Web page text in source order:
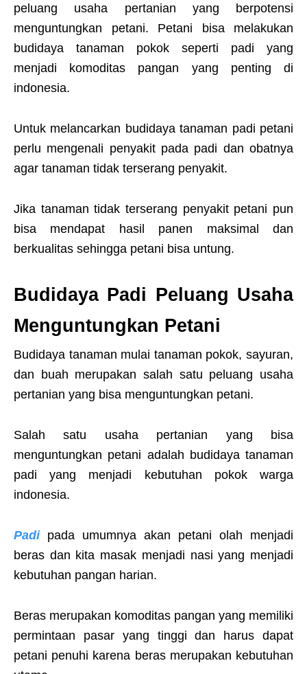
peluang usaha pertanian yang berpotensi
menguntungkan petani. Petani bisa melakukan
budidaya tanaman pokok seperti padi yang
menjadi komoditas pangan yang penting di
indonesia.
Untuk melancarkan budidaya tanaman padi petani
perlu mengenali penyakit pada padi dan obatnya
agar tanaman tidak terserang penyakit.
Jika tanaman tidak terserang penyakit petani pun
bisa mendapat hasil panen maksimal dan
berkualitas sehingga petani bisa untung.
Budidaya Padi Peluang Usaha
Menguntungkan Petani
Budidaya tanaman mulai tanaman pokok, sayuran,
dan buah merupakan salah satu peluang usaha
pertanian yang bisa menguntungkan petani.
Salah satu usaha pertanian yang bisa
menguntungkan petani adalah budidaya tanaman
padi yang menjadi kebutuhan pokok warga
indonesia.
Padipada umumnya akan petani olah menjadi
beras dan kita masak menjadi nasi yang menjadi
kebutuhan pangan harian.
Beras merupakan komoditas pangan yang memiliki
permintaan pasar yang tinggi dan harus dapat
petani penuhi karena beras merupakan kebutuhan